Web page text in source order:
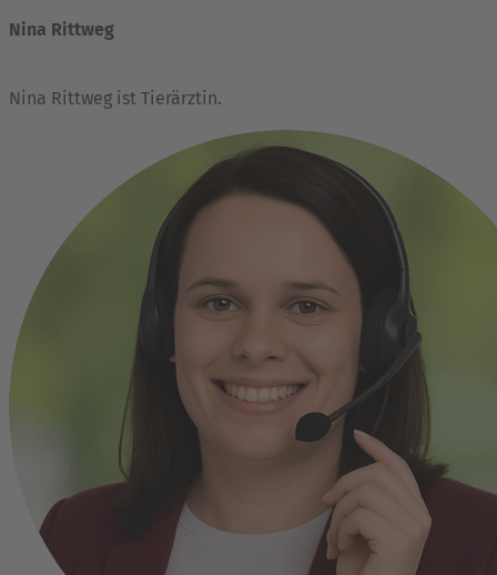
Nina Rittweg
Nina Rittweg ist Tierärztin.